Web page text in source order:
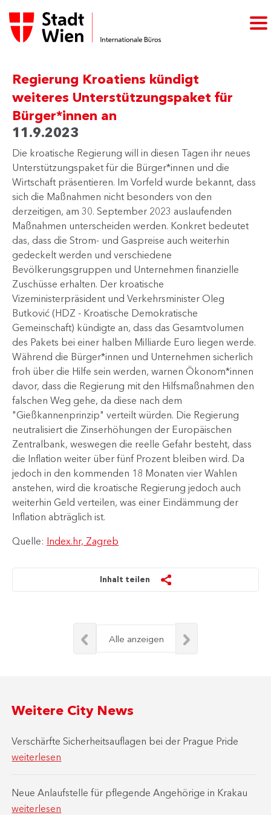
Regierung Kroatiens kündigt
weiteres Unterstützungspaket für
Bürger*innen an
11.9.2023
Die kroatische Regierung will in diesen Tagen ihr neues
Unterstützungspaket für die Bürger*innen und die
Wirtschaft präsentieren. Im Vorfeld wurde bekannt, dass
sich die Maßnahmen nicht besonders von den
derzeitigen, am 30. September 2023 auslaufenden
Maßnahmen unterscheiden werden. Konkret bedeutet
das, dass die Strom- und Gaspreise auch weiterhin
gedeckelt werden und verschiedene
Bevölkerungsgruppen und Unternehmen finanzielle
Zuschüsse erhalten. Der kroatische
Vizeministerpräsident und Verkehrsminister Oleg
Butković (HDZ - Kroatische Demokratische
Gemeinschaft) kündigte an, dass das Gesamtvolumen
des Pakets bei einer halben Milliarde Euro liegen werde.
Während die Bürger*innen und Unternehmen sicherlich
froh über die Hilfe sein werden, warnen Ökonom*innen
davor, dass die Regierung mit den Hilfsmaßnahmen den
falschen Weg gehe, da diese nach dem
"Gießkannenprinzip" verteilt würden. Die Regierung
neutralisiert die Zinserhöhungen der Europäischen
Zentralbank, weswegen die reelle Gefahr besteht, dass
die Inflation weiter über fünf Prozent bleiben wird. Da
jedoch in den kommenden 18 Monaten vier Wahlen
anstehen, wird die kroatische Regierung jedoch auch
weiterhin Geld verteilen, was einer Eindämmung der
Inflation abträglich ist.
Quelle: Index.hr, Zagreb
Inhalt teilen
Alle anzeigen
Weitere City News
Verschärfte Sicherheitsauflagen bei der Prague Pride
weiterlesen
Neue Anlaufstelle für pflegende Angehörige in Krakau
weiterlesen